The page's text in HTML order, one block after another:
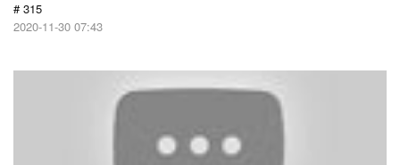
# 315
2020-11-30 07:43